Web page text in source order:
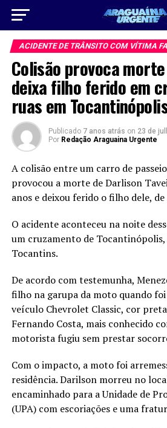
ACIDENTE DE TRÂNSITO COM VÍTIMA
Colisão provoca
deixa filho ferido em
ruas em
Publicado 7 anos atrás on 23 de
Por Redação Araguaina Urgente
A colisão entre um carro de
provocou a morte de Darlison
anos e deixou ferido o filho dele, de
O acidente aconteceu na noite
um cruzamento de
Tocantins.
De acordo com testemunha,
filho na garupa da moto quando
veículo Chevrolet Classic, cor
Fernando Costa, mais conhecido
motorista fugiu sem prestar
Com o impacto, a moto foi
residência. Darilson morreu no
encaminhado para a Unidade de
(UPA) com escoriações e uma